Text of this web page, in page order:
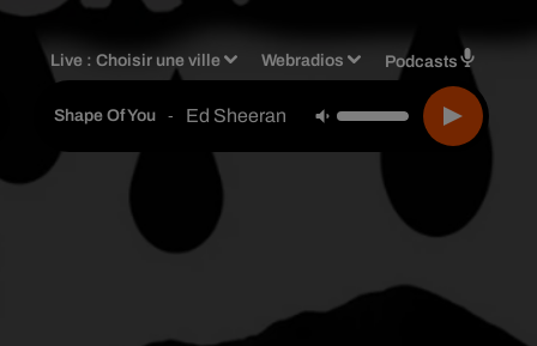
Live :Choisir une ville Webradios Podcasts
Shape Of You - Ed Sheeran